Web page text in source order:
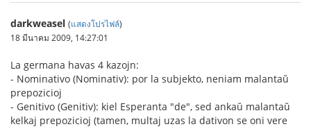
darkweasel (แสดงโปรไฟล์)
18 มีนาคม 2009, 14:27:01
La germana havas 4 kazojn:
- Nominativo (Nominativ): por la subjekto, neniam malantaŭ
prepozicioj
- Genitivo (Genitiv): kiel Esperanta "de", sed ankaŭ malantaŭ
kelkaj prepozicioj (tamen, multaj uzas la dativon se oni vere